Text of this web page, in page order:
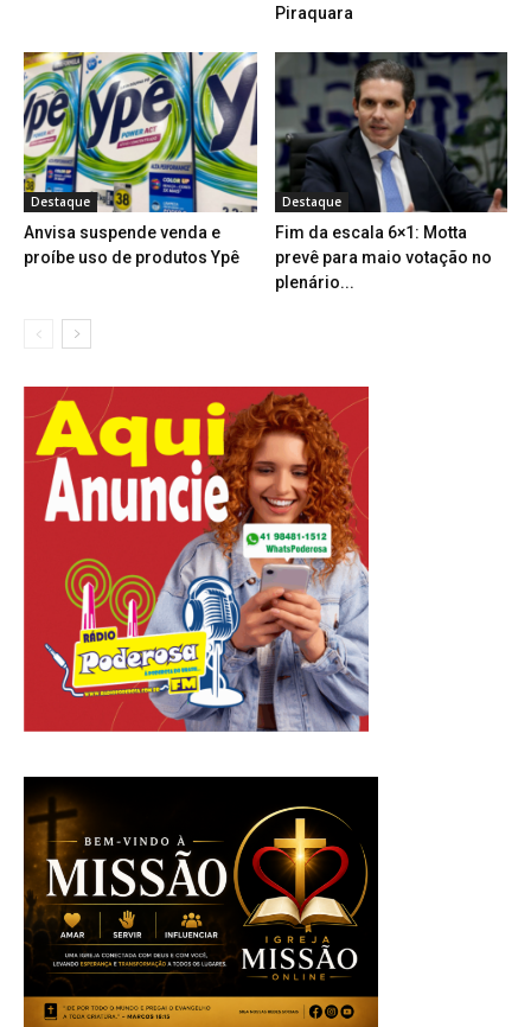
Piraquara
Destaque
Anvisa suspende venda e
proíbe uso de produtos Ypê
Destaque
Fim da escala 6×1: Motta
prevê para maio votação no
plenário...